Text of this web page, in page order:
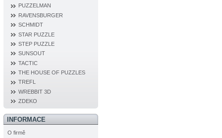
PUZZELMAN
RAVENSBURGER
SCHMIDT
STAR PUZZLE
STEP PUZZLE
SUNSOUT
TACTIC
THE HOUSE OF PUZZLES
TREFL
WREBBIT 3D
ZDEKO
INFORMACE
O firmě